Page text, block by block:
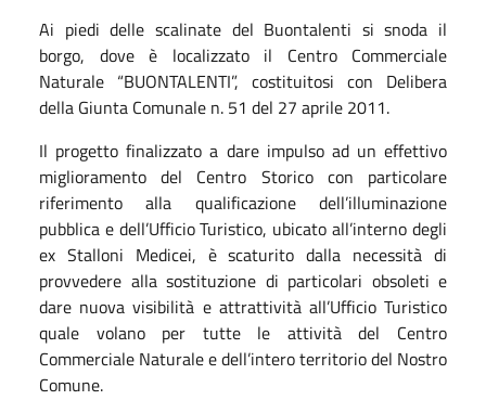
Ai piedi delle scalinate del Buontalenti si snoda il
borgo, dove è localizzato il Centro Commerciale
Naturale “BUONTALENTI”, costituitosi con Delibera
della Giunta Comunale n. 51 del 27 aprile 2011.
Il progetto finalizzato a dare impulso ad un effettivo
miglioramento del Centro Storico con particolare
riferimento alla qualificazione dell’illuminazione
pubblica e dell’Ufficio Turistico, ubicato all’interno degli
ex Stalloni Medicei, è scaturito dalla necessità di
provvedere alla sostituzione di particolari obsoleti e
dare nuova visibilità e attrattività all’Ufficio Turistico
quale volano per tutte le attività del Centro
Commerciale Naturale e dell’intero territorio del Nostro
Comune.